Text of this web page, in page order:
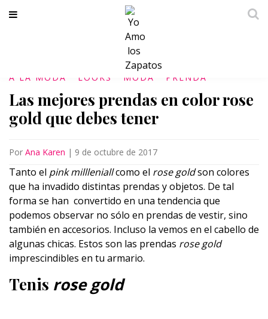
A LA MODA LOOKS MODA PRENDA
Las mejores prendas en color rose
gold que debes tener
Por Ana Karen | 9 de octubre de 2017
Tanto el pink millleniallcomo el rose goldson colores
que ha invadido distintas prendas y objetos. De tal
forma se han convertido en una tendencia que
podemos observar no sólo en prendas de vestir, sino
también en accesorios. Incluso la vemos en el cabello de
algunas chicas. Estos son las prendas rose gold
imprescindibles en tu armario.
Tenis rose gold